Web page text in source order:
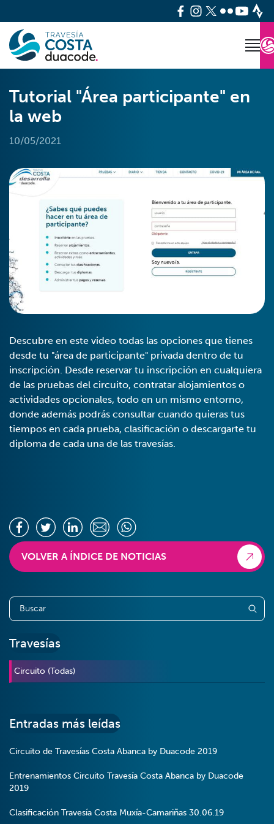
Tutorial "Área participante" en
la web
10/05/2021
Descubre en este video todas las opciones que tienes
desde tu "área de participante" privada dentro de tu
inscripción. Desde reservar tu inscripción en cualquiera
de las pruebas del circuito, contratar alojamientos o
actividades opcionales, todo en un mismo entorno,
donde además podrás consultar cuando quieras tus
tiempos en cada prueba, clasificación o descargarte tu
diploma de cada una de las travesías.
VOLVER A ÍNDICE DE NOTICIAS
Travesías
Circuito (Todas)
Entradas más leídas
Circuito de Travesías Costa Abanca by Duacode 2019
Entrenamientos Circuito Travesía Costa Abanca by Duacode
2019
Clasificación Travesía Costa Muxía-Camariñas 30.06.19